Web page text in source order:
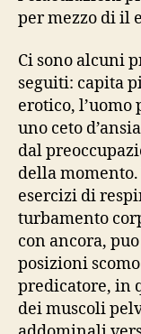
per mezzo di il
Ci sono alcuni
seguiti: capita
erotico, l’uomo
uno ceto
dal
della
esercizi di
turbamento
con ancora,
posizioni
predicatore, in
dei muscoli